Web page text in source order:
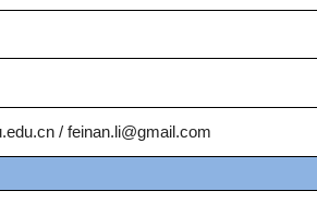
/ feinan.li@gmail.com